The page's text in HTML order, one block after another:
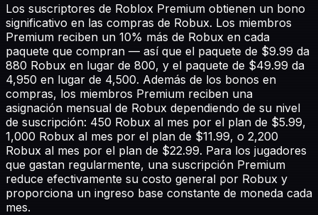
Los suscriptores de Roblox Premium obtienen un bono
significativo en las compras de Robux. Los miembros
Premium reciben un 10% más de Robux en cada
paquete que compran — así que el paquete de $9.99 da
880 Robux en lugar de 800, y el paquete de $49.99 da
4,950 en lugar de 4,500. Además de los bonos en
compras, los miembros Premium reciben una
asignación mensual de Robux dependiendo de su nivel
de suscripción: 450 Robux al mes por el plan de $5.99,
1,000 Robux al mes por el plan de $11.99, o 2,200
Robux al mes por el plan de $22.99. Para los jugadores
que gastan regularmente, una suscripción Premium
reduce efectivamente su costo general por Robux y
proporciona un ingreso base constante de moneda cada
mes.